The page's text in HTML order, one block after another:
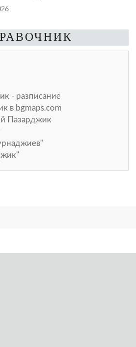
- разписание
в bgmaps.com
Пазарджик